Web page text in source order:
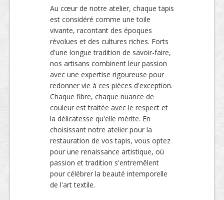
Au cœur de notre atelier, chaque tapis
est considéré comme une toile
vivante, racontant des époques
révolues et des cultures riches. Forts
d'une longue tradition de savoir-faire,
nos artisans combinent leur passion
avec une expertise rigoureuse pour
redonner vie à ces pièces d'exception.
Chaque fibre, chaque nuance de
couleur est traitée avec le respect et
la délicatesse qu'elle mérite. En
choisissant notre atelier pour la
restauration de vos tapis, vous optez
pour une renaissance artistique, où
passion et tradition s'entremêlent
pour célébrer la beauté intemporelle
de l'art textile.